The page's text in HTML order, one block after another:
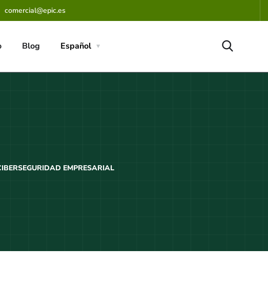
comercial@epic.es
Blog Español
EMPRESARIAL